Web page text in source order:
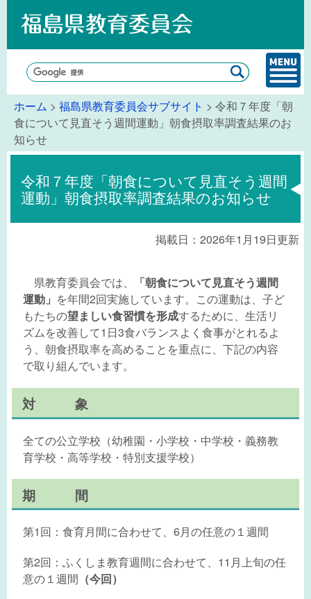
ホーム > 福島県教育委員会サブサイト > 令和７年度「朝
食について見直そう週間運動」朝食摂取率調査結果のお
知らせ
令和７年度「朝食について見直そう週間
運動」朝食摂取率調査結果のお知らせ
掲載日：2026年1月19日更新
県教育委員会では、
「朝食について見直そう週間
運動」 を年間2回実施しています。この運動は、子ど
もたちの望ましい食習慣を形成するために、生活リ
ズムを改善して1日3食バランスよく食事がとれるよ
う、朝食摂取率を高めることを重点に、下記の内容
で取り組んでいます。
対 象
全ての公立学校（幼稚園・小学校・中学校・義務教
育学校・高等学校・特別支援学校）
期 間
第1回：食育月間に合わせて、6月の任意の１週間
第2回：ふくしま教育週間に合わせて、11月上旬の任
意の１週間 （今回）